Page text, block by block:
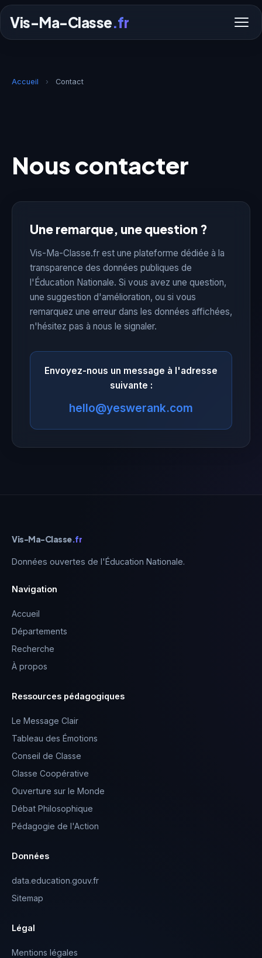
Vis-Ma-Classe.fr
Accueil › Contact
Nous contacter
Une remarque, une question ?
Vis-Ma-Classe.fr est une plateforme dédiée à la
transparence des données publiques de
l'Éducation Nationale. Si vous avez une question,
une suggestion d'amélioration, ou si vous
remarquez une erreur dans les données affichées,
n'hésitez pas à nous le signaler.
Envoyez-nous un message à l'adresse
suivante :
hello@yeswerank.com
Vis-Ma-Classe.fr
Données ouvertes de l'Éducation Nationale.
Navigation
Accueil
Départements
Recherche
À propos
Ressources pédagogiques
Le Message Clair
Tableau des Émotions
Conseil de Classe
Classe Coopérative
Ouverture sur le Monde
Débat Philosophique
Pédagogie de l'Action
Données
data.education.gouv.fr
Sitemap
Légal
Mentions légales